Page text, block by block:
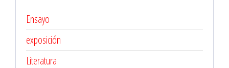
Ensayo
exposición
Literatura